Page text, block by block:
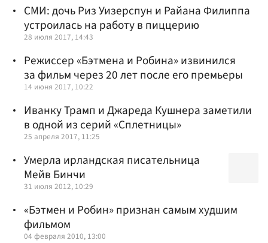
СМИ: дочь Риз Уизерспун и Райана Филиппа
устроилась на работу в пиццерию
28 июля 2017, 14:43
Режиссер «Бэтмена и Робина» извинился
за фильм через 20 лет после его премьеры
14 июня 2017, 10:22
Иванку Трамп и Джареда Кушнера заметили
в одной из серий «Сплетницы»
25 апреля 2017, 11:25
Умерла ирландская писательница
Мейв Бинчи
31 июля 2012, 10:29
«Бэтмен и Робин» признан самым худшим
фильмом
04 февраля 2010, 13:00